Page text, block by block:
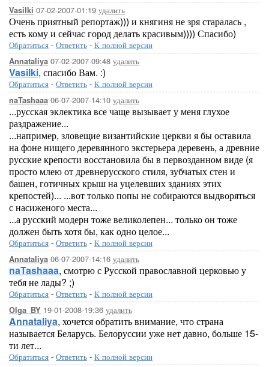
Vasilki 07-02-2007-01:19 удалить
Очень приятный репортаж))) и княгиня не зря старалась ,
есть кому и сейчас город делать красивым)))) Спасибо)
Обратиться - Ответить - К полной версии
Annataliya 07-02-2007-09:48 удалить
Vasilki, спасибо Вам. :)
Обратиться - Ответить - К полной версии
naTashaaa 06-07-2007-14:10 удалить
...русская эклектика все чаще вызывает у меня глухое
раздражение...
...например, зловещие византийские церкви я бы оставила
на фоне нищего деревянного экстерьера деревень, а древние
русские крепости восстановила бы в первозданном виде (я
просто млею от древнерусского стиля, зубчатых стен и
башен, готичных крыш на уцелевших зданиях этих
крепостей)... ...вот только попы не собираются выдворяться
с насиженого места...
...а русский модерн тоже великолепен... только он тоже
должен быть хотя бы, как одно целое...
Обратиться - Ответить - К полной версии
Annataliya 06-07-2007-14:16 удалить
naTashaaa, смотрю с Русской православной церковью у
тебя не лады? ;)
Обратиться - Ответить - К полной версии
Olga_BY 19-01-2008-19:36 удалить
Annataliya, хочется обратить внимание, что страна
называется Беларусь. Белоруссии уже нет давно, больше 15-
ти лет...
Обратиться - Ответить - К полной версии